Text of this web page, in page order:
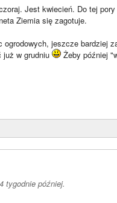
Jest kwiecień. Do tej pory
Ziemia się zagotuje.
jeszcze bardziej
w grudniu
Żeby później
tygodnie później.